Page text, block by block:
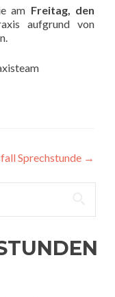
am Freitag, den
aufgrund von
Sprechstunde →